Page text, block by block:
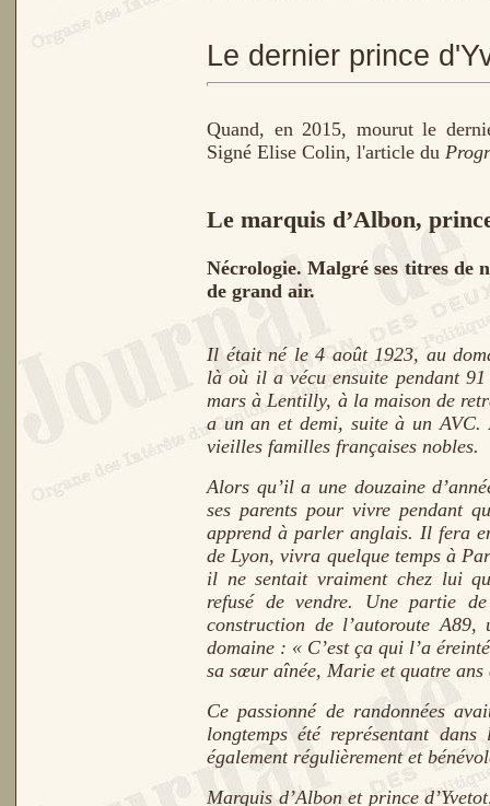
Le dernier prince
Quand, en 2015, mourut le
Signé Elise Colin, l'article du
Le marquis d’Albon,
Nécrologie. Malgré ses titres de
de grand air.
Il était né le 4 août 1923, au
là où il a vécu ensuite pendant
mars à Lentilly, à la maison de
a un an et demi, suite à un AVC.
vieilles familles françaises nobles.
Alors qu’il a une douzaine
ses parents pour vivre pendant
apprend à parler anglais. Il fera
de Lyon, vivra quelque temps à
il ne sentait vraiment chez lui
refusé de vendre. Une partie
construction de l’autoroute A89,
domaine : « C’est ça qui l’a
sa sœur aînée, Marie et quatre
Ce passionné de randonnées
longtemps été représentant
également régulièrement et
Marquis d’Albon et prince